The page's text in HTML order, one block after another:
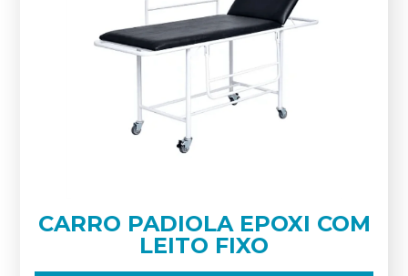
CARRO PADIOLA EPOXI COM
LEITO FIXO